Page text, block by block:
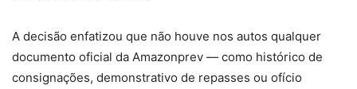
A decisão enfatizou que não houve nos autos qualquer
documento oficial da Amazonprev — como histórico de
consignações, demonstrativo de repasses ou ofício